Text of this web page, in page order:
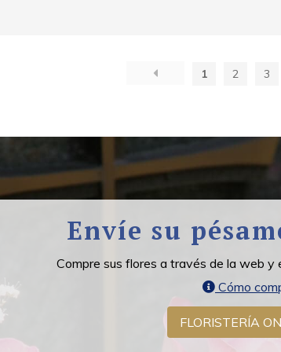
1 2 3
Envíe su
Compre sus flores a través de la web y
Cómo
FLORISTERÍA